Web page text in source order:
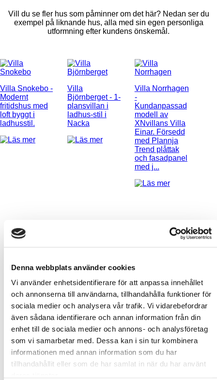
Denna webbplats använder cookies
Vi använder enhetsidentifierare för att anpassa innehållet
och annonserna till användarna, tillhandahålla funktioner för
sociala medier och analysera vår trafik. Vi vidarebefordrar
även sådana identifierare och annan information från din
enhet till de sociala medier och annons- och analysföretag
som vi samarbetar med. Dessa kan i sin tur kombinera
informationen med annan information som du har
tillhandahållit eller som de har samlat in när du har använt
Vill du se fler hus som påminner om det här? Nedan ser du
exempel på liknande hus, alla med sin egen personliga
utformning efter kundens önskemål.
Villa Snokebo -
Modernt
fritidshus med
loft byggt i
ladhusstil.
Villa
Björnberget- 1-
plansvillan i
ladhus-stil i
Nacka
Villa Norrhagen
-
Kundanpassad
modell av
XNvillans Villa
Einar. Försedd
med Plannja
Trend plåttak
och fasadpanel
med j...
Att bygga ett XNvillan